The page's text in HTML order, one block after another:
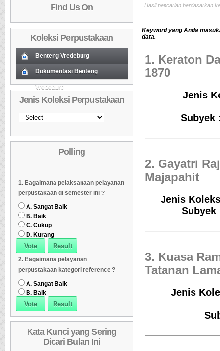
Find Us On
Koleksi Perpustakaan
Benteng Vredeburg
01 Koleksi Baru (Cover)
Daftar Koleksi Baru (Tgl.Input)
03 Daftar Koleksi (Pengarang)
04 Daftar Koleksi (Judul)
05 Daftar Koleksi (Subyek)
Daftar Koleksi Banyak
08 Daftar Koleksi (Peruntukan)
Dokumentasi Benteng
Vredeburg
Koleksi Baru (Cover)
02 Daftar Koleksi Baru (Tgl.Input)
03 Daftar Koleksi (Pengarang)
04 Daftar Koleksi (Judul)
Daftar Koleksi (Subyek)
Dipinjam
07 Daftar Koleksi (Klasifikasi/ddc)
Jenis Koleksi Perpustakaan
Polling
1. Bagaimana pelaksanaan pelayanan
perpustakaan di semester ini ?
A. Sangat Baik
B. Baik
C. Cukup
D. Kurang
2. Bagaimana pelayanan
perpustakaan kategori reference ?
A. Sangat Baik
B. Baik
Kata Kunci yang Sering
Dicari Bulan Ini
Hasil pencarian berdasarkan
Keyword yang Anda
data.
1. Keraton
1870
Jenis
2. Gayatri
Majapahit
Jenis
3. Kuasa
Tatanan
Jenis